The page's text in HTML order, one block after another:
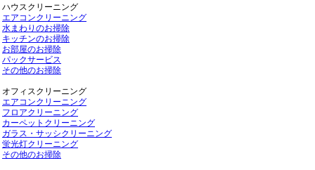
ハウスクリーニング
エアコンクリーニング
水まわりのお掃除
キッチンのお掃除
お部屋のお掃除
パックサービス
その他のお掃除
オフィスクリーニング
エアコンクリーニング
フロアクリーニング
カーペットクリーニング
ガラス・サッシクリーニング
蛍光灯クリーニング
その他のお掃除